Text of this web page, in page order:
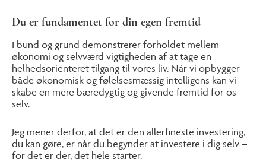
Du er fundamentet for din egen fremtid
I bund og grund demonstrerer forholdet mellem
økonomi og selvværd vigtigheden af at tage en
helhedsorienteret tilgang til vores liv. Når vi opbygger
både økonomisk og følelsesmæssig intelligens kan vi
skabe en mere bæredygtig og givende fremtid for os
selv.
Jeg mener derfor, at det er den allerfineste investering,
du kan gøre, er når du begynder at investere i dig selv –
for det er der, det hele starter.